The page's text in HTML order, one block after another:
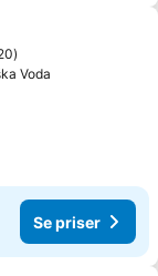
Voda
Se priser